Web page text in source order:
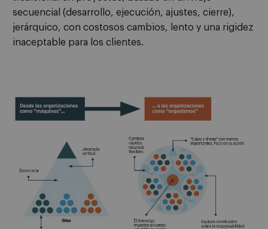
secuencial (desarrollo, ejecución, ajustes, cierre),
jerárquico, con costosos cambios, lento y una rigidez
inaceptable para los clientes.